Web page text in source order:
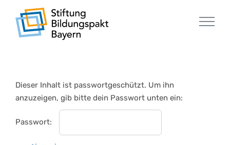
Inhalt
springen
Dieser Inhalt ist passwortgeschützt. Um ihn
anzuzeigen, gib bitte dein Passwort unten ein:
Passwort: